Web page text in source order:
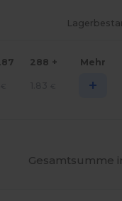
288 + Mehr
+
Gesamtsumme